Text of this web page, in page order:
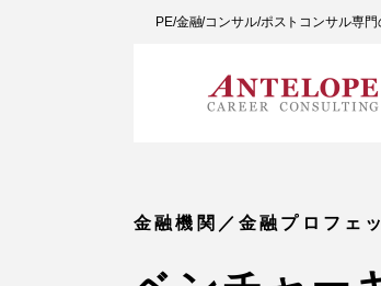
PE/金融/コンサル/ポストコンサル専
金融機関／金融プロフェ